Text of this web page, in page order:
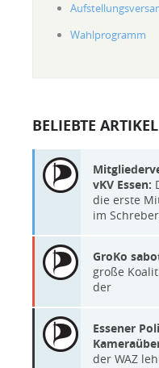
Wahlprogramm
BELIEBTE ARTIKEL
vKV Essen:
die erste
im
GroKo
große
der
Essener
der WAZ